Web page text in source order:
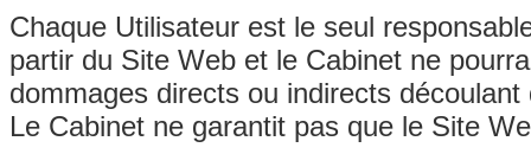
Chaque Utilisateur est le seul
partir du Site Web et le Cabinet ne
dommages directs ou indirects découlant
Le Cabinet ne garantit pas que le Site